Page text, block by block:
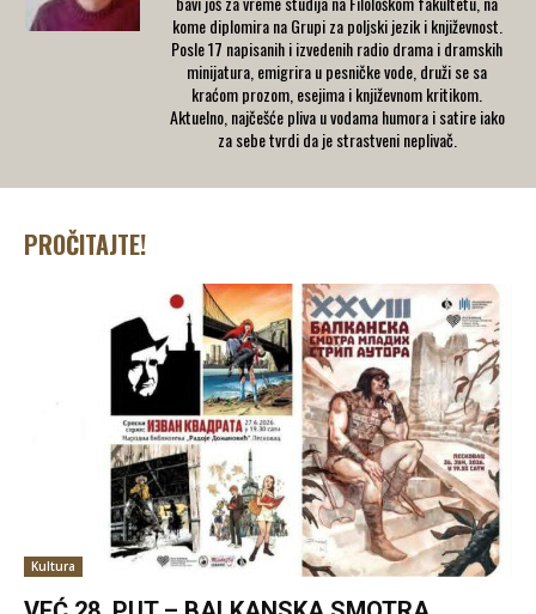
kome diplomira na Grupi za poljski jezik i književnost.
Posle 17 napisanih i izvedenih radio drama i dramskih
minijatura, emigrira u pesničke vode, druži se sa
kraćom prozom, esejima i književnom kritikom.
Aktuelno, najčešće pliva u vodama humora i satire iako
za sebe tvrdi da je strastveni neplivač.
PROČITAJTE!
Kultura